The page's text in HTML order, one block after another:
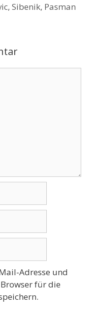
Sibenik, Pasman
Adresse und
für die